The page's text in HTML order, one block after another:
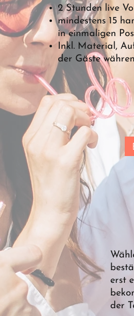
2 Stunden live
mindestens 15
in einmaligen
Inkl. Material,
der Gäste
erst
der